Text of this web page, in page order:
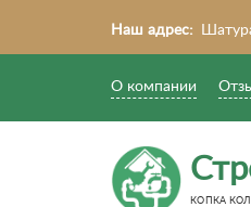
Наш адрес:
О компании
КОПКА